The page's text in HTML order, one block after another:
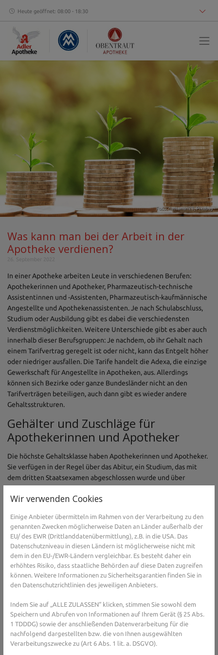
Heute geöffnet: 08:00 - 18:30
Foto: nattanan23,Pixabay
Was kann man bei der Arbeit in der
Apotheke verdienen?
In einer Apotheke arbeiten Leute in verschiedenen Berufen:
Apothekerinnen und Apotheker, Pharmazeutisch-technische
Assistentinnen und -Assistenten, Pharmazeutisch-kaufmännische
Angestellte und Apothekenassistenten. Je nach Schulabschluss,
Studium oder Ausbildung gibt es dabei die verschiedensten
Verdienstmöglichkeiten. Weitere Unterschiede gibt es aber auch
innerhalb dieser Berufsgruppen: Je nachdem, ob ihr Gehalt nach
einem Tarifvertrag geregelt ist oder nicht, kann das Entgelt höher
oder niedriger ausfallen. Die Tarife handelt die Adexa, die einzige
Gewerkschaft für Angestellte in Apotheken, aus. Allerdings
können sich Bezirke oder ganze Bundesländer nicht an den
Tarifverträgen beteiligen, auch dann gibt es wieder andere
Gehaltsstrukturen.
Gehälter und Zuschläge für
Apothekerinnen und Apotheker
Die höchste Gehaltsklasse haben Apothekerinnen und Apotheker.
Sie verfügen in der Regel über das Abitur, ein Studium, das mit
dem dritten Staatsexamen abgeschlossen wurde und über
Approbation - also die Arbeitserlaubnis - erteilt wurde, können sie
einsteigen. Im zweiten bis fünften Berufsjahr gibt es 3896 Euro im
Monat, bis zum zehnten Berufsjahr können sie in der Apotheke
dann 4171 Euro verdienen. Ab dem elften Berufsjahr liegt der
Verdienst bei 4543 Euro. Zusätzliche Zahlungen gibt es für
Notdienste, je nachdem, ob sie tagsüber oder nachts, an
Wochentagen oder Sonn- und Feiertagen stattfinden. Diese
Zahlungen bewegen sich zwischen 77 und 276 Euro. All diese
Woche.
PTA steigen in diesem Jahr bei 2349
Euro ein
Wir verwenden Cookies
Einige Anbieter übermitteln im Rahmen von der Verarbeitung zu den
genannten Zwecken möglicherweise Daten an Länder außerhalb der
EU/ des EWR (Drittlanddatenübermittlung), z.B. in die USA. Das
Datenschutzniveau in diesen Ländern ist möglicherweise nicht mit
dem in den EU-/EWR-Ländern vergleichbar. Es besteht daher ein
erhöhtes Risiko, dass staatliche Behörden auf diese Daten zugreifen
können. Weitere Informationen zu Sicherheitsgarantien finden Sie in
den Datenschutzrichtlinien des jeweiligen Anbieters.
Indem Sie auf „ALLE ZULASSEN“ klicken, stimmen Sie sowohl dem
Speichern und Abrufen von Informationen auf Ihrem Gerät (§ 25 Abs.
1 TDDDG) sowie der anschließenden Datenverarbeitung für die
nachfolgend dargestellten bzw. die von Ihnen ausgewählten
Verarbeitungszwecke zu (Art 6 Abs. 1 lit. a. DSGVO).